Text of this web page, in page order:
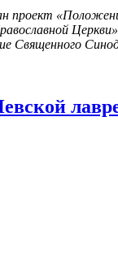
Священного